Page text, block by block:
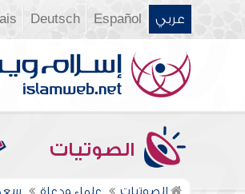
عربي Español
Deutsch
الصوتيات
الصوتيات علماء ودعاة